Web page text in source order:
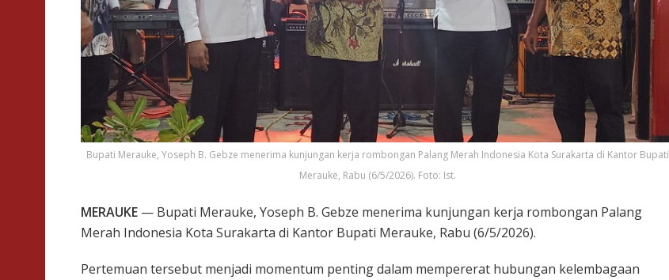
Bupati Merauke, Yoseph B. Gebze menerima kunjungan kerja rombongan Palang Merah Indonesia Kota Surakarta di Kantor Bupati
Merauke, Rabu (6/5/2026). Foto: Ist.
MERAUKE — Bupati Merauke, Yoseph B. Gebze menerima kunjungan kerja rombongan Palang
Merah Indonesia Kota Surakarta di Kantor Bupati Merauke, Rabu (6/5/2026).
Pertemuan tersebut menjadi momentum penting dalam mempererat hubungan kelembagaan